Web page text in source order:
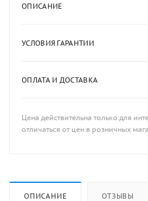
ОПИСАНИЕ
УСЛОВИЯ ГАРАНТИИ
ОПЛАТА И ДОСТАВКА
Цена действительна только для
отличаться от цен в розничных
ОПИСАНИЕ ОТЗЫВЫ